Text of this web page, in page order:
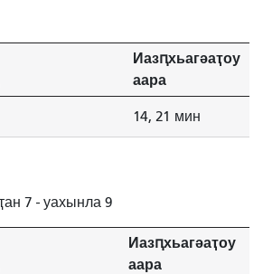
Иазԥхьагәаҭоу
аара
14, 21 мин
7 - уахынла 9
Иазԥхьагәаҭоу
аара